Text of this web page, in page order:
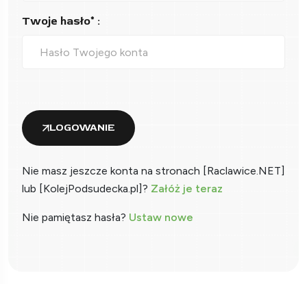
Twoje hasło* :
LOGOWANIE
Nie masz jeszcze konta na stronach [Raclawice.NET]
lub [KolejPodsudecka.pl]? Załóż je teraz
Nie pamiętasz hasła? Ustaw nowe